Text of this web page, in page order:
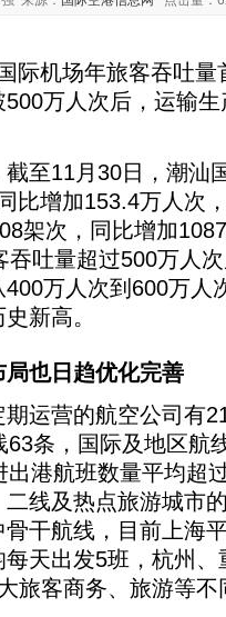
机场年旅客吞吐量
万人次后，运输
11月30日，潮汕
比增加153.4万人次
架次，同比增加
吐量超过500万人
万人次到600万人
新高。
也日趋优化完善
营的航空公司有
条，国际及地区航
出港航班数量平均超
线及热点旅游城市
干航线，目前上海
天出发5班，杭州
旅客商务、旅游等不